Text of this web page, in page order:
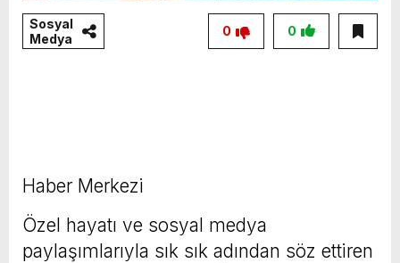
Sosyal
Medya
0
0
Haber Merkezi
Özel hayatı ve sosyal medya
paylaşımlarıyla sık sık adından söz ettiren